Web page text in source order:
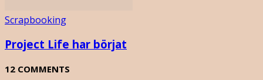
Scrapbooking
Project Life har börjat
12 COMMENTS